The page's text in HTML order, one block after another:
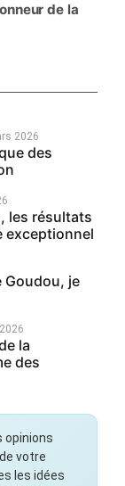
de la
2026
des
les résultats
exceptionnel
Goudou, je
la
des
opinions
votre
les idées